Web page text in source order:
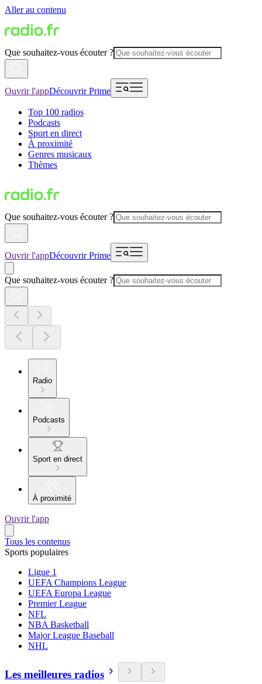
Aller au contenu
Que souhaitez-vous écouter ?
Ouvrir l'appDécouvrir Prime
Top 100 radios
Podcasts
Sport en direct
À proximité
Genres musicaux
Thèmes
Que souhaitez-vous écouter ?
Ouvrir l'appDécouvrir Prime
Que souhaitez-vous écouter ?
Radio
Podcasts
Sport en direct
À proximité
Ouvrir l'app
Tous les contenus
Sports populaires
Ligue 1
UEFA Champions League
UEFA Europa League
Premier League
NFL
NBA Basketball
Major League Baseball
NHL
Les meilleures radios